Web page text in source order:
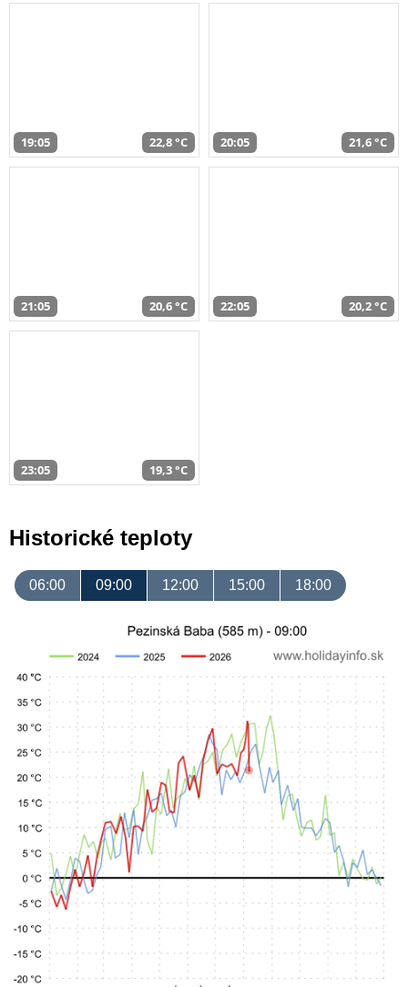
19:05 22,8 °C 20:05 21,6 °C
21:05 20,6 °C 22:05 20,2 °C
23:05 19,3 °C
Historické teploty
06:00 09:00 12:00 15:00 18:00